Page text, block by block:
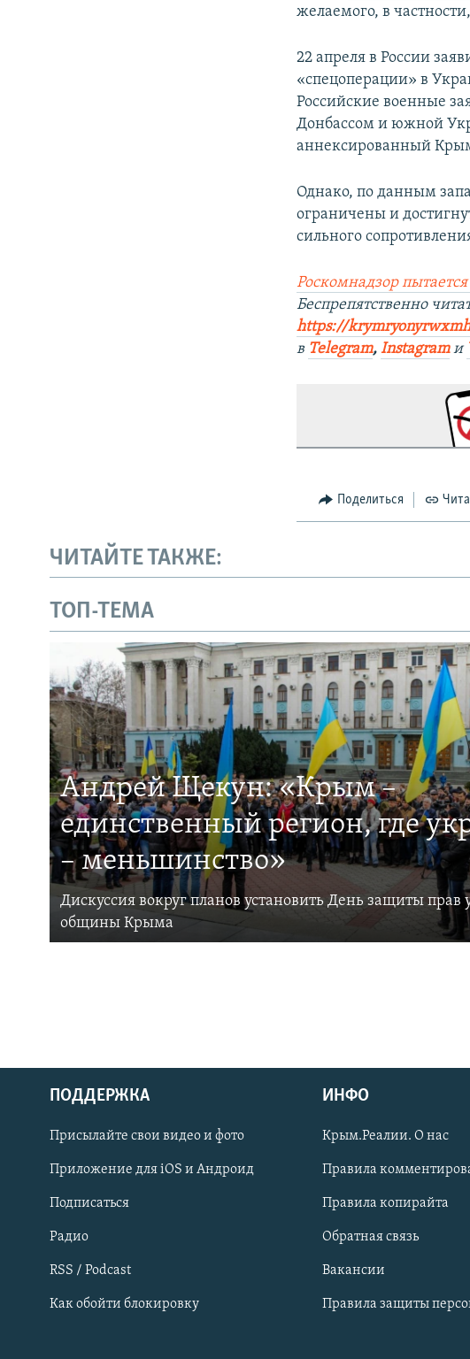
Українською
Qırımtatar
ПРИСОЕДИНЯЙТЕСЬ!
желаемого, в
22 апреля в России
«спецоперации» в
Российские военные
Донбассом и южной
аннексированный
Однако, по данным
ограничены и
сильного
Роскомнадзор
Беспрепятственно
https://
в Telegram,Instagramи
Поделиться
ЧИТАЙТЕ ТАКЖЕ:
ТОП-ТЕМА
Андрей Щекун: «Крым –
единственный регион, где
– меньшинство»
Дискуссия вокруг планов установить День защиты прав
общины Крыма
ПОДДЕРЖКА
Присылайте свои видео и фото
Приложение для iOS и Андроид
Подписаться
Радио
RSS / Podcast
Как обойти блокировку
ИНФО
Крым.Реалии. О нас
Правила
Правила копирайта
Обратная связь
Вакансии
Правила защиты